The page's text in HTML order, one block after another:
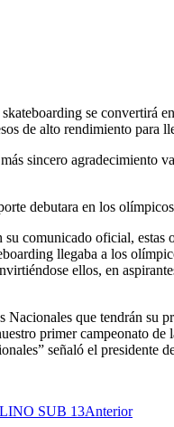
se convertirá
de alto rendimiento para
sincero agradecimiento
debutara en los
comunicado oficial, estas
llegaba a los
ellos, en
que tendrán su
primer campeonato
señaló el presidente
SUB 13Anterior